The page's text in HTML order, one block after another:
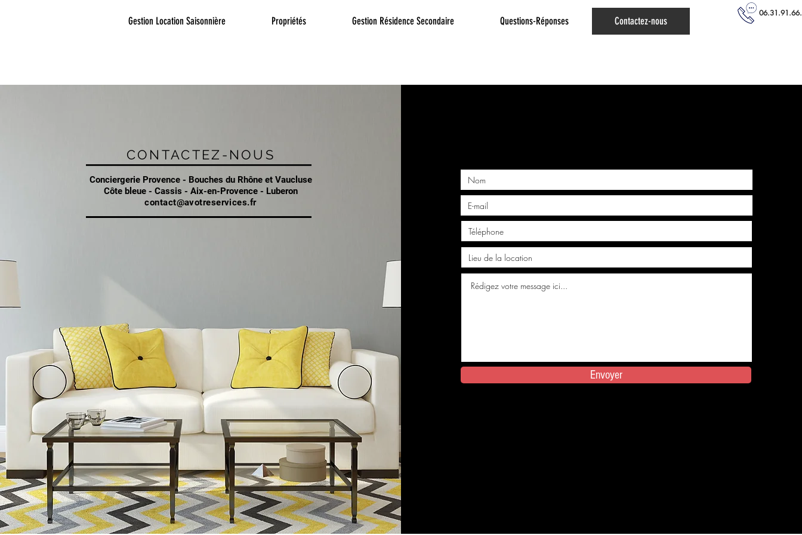
Gestion Location Saisonnière Propriétés Gestion Résidence Secondaire Questions-Réponses Contactez-nous
CONTACTEZ-NOUS
Conciergerie Provence - Bouches du Rhône et Vaucluse
Côte bleue - Cassis - Aix-en-Provence - Luberon
contact@avotreservices.fr
Envoyer